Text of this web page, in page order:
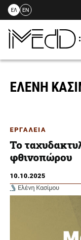
Skip
content
ΕΛ EN
ΕΛΕΝΗ
ΕΡΓΑΛΕΙΑ
Το
φθινοπώρου
10.10.2025
Ελένη Κασίμου